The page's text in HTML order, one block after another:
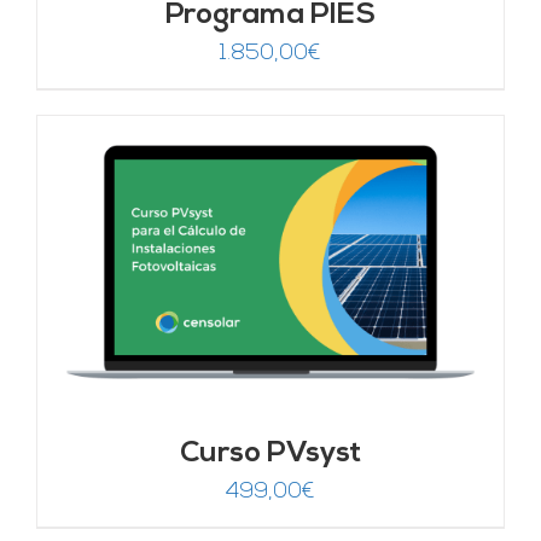
Programa PIES
1.850,00€
Curso PVsyst
499,00€